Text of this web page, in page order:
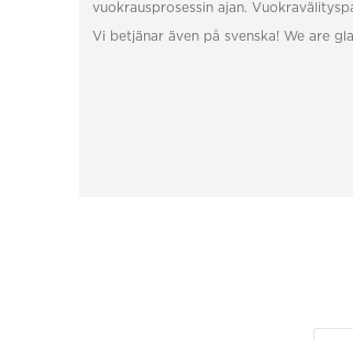
vuokrausprosessin ajan.
Vi betjänar även på svenska! We are